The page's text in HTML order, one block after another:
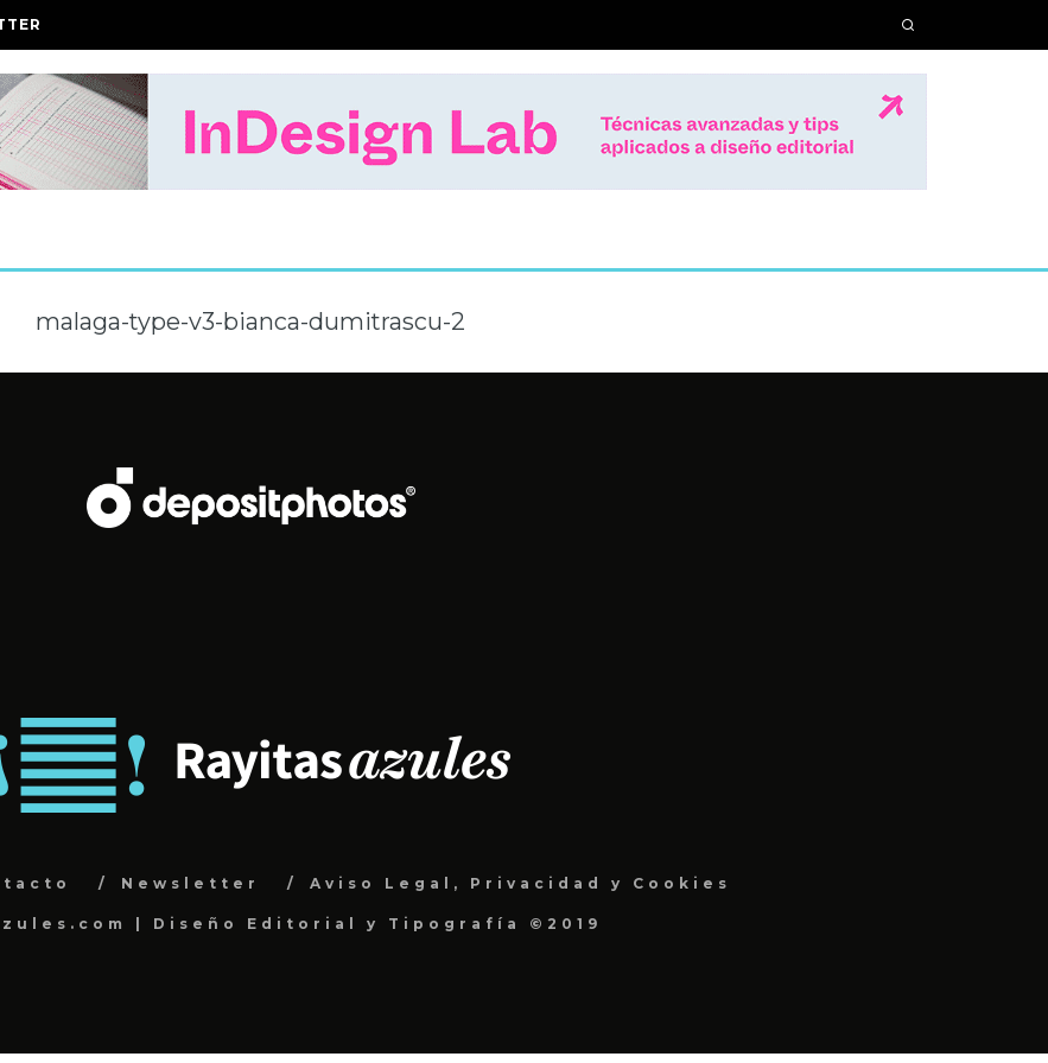
malaga-type-v3-bianca-dumitrascu-2
Newsletter Aviso Legal, Privacidad y Cookies
| Diseño Editorial y Tipografía ©2019